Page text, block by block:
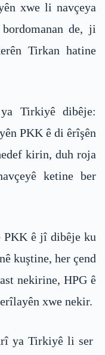
xwe li navçeya
de, ji
Tirkan hatine
ya Tirkiyê dibêje:
PKK ê di êrîşên
kirin, duh roja
ketine ber
PKK ê jî dibêje ku
kuştine, her çend
nekirine, HPG ê
xwe nekir.
ya Tirkiyê li ser